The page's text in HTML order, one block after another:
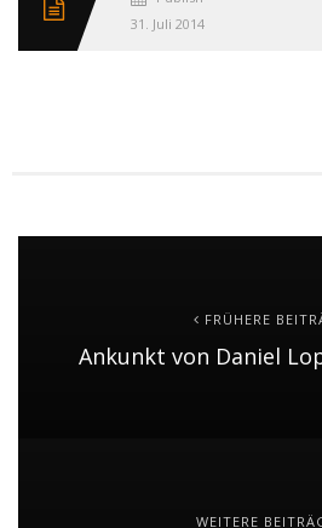
31. Juli 2014
FRÜHERE
Ankunkt von Daniel
WEITERE